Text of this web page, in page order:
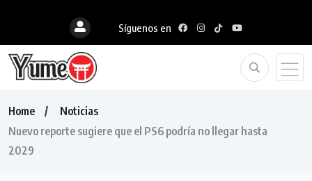
Síguenos en
Home
Noticias
Nuevo reporte sugiere que el PS6 podría no llegar hasta
2029